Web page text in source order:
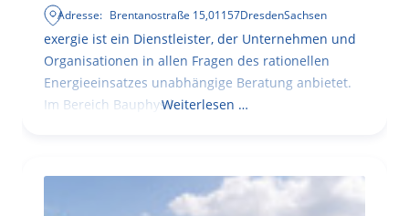
Adresse: Brentanostraße 15,01157DresdenSachsen
exergie ist ein Dienstleister, der Unternehmen und
Organisationen in allen Fragen des rationellen
Energieeinsatzes unabhängige Beratung anbietet.
Im Bereich BauphysikWeiterlesen …